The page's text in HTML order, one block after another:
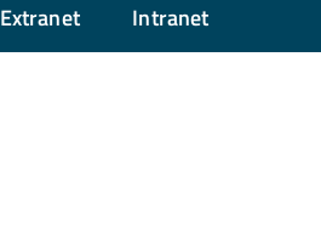
Extranet Intranet